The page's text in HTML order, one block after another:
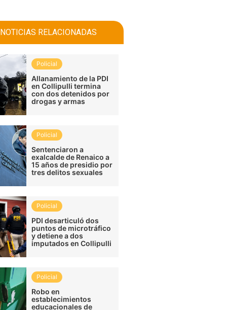
NOTICIAS RELACIONADAS
Policial
Allanamiento de la PDI
en Collipulli termina
con dos detenidos por
drogas y armas
Policial
Sentenciaron a
exalcalde de Renaico a
15 años de presidio por
tres delitos sexuales
Policial
PDI desarticuló dos
puntos de microtráfico
y detiene a dos
imputados en Collipulli
Policial
Robo en
establecimientos
educacionales de